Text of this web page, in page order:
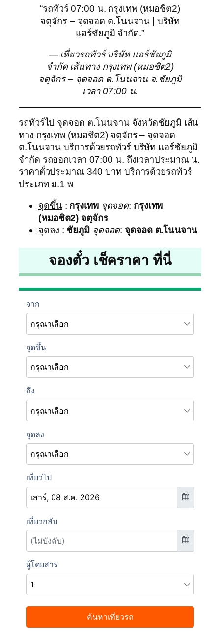
“รถทัวร์ 07:00 น. กรุงเทพ (หมอชิต2)
จตุจักร – จุดจอด ต.โนนจาน | บริษัท
แอร์ชัยภูมิ จำกัด.”
— เที่ยวรถทัวร์ บริษัท แอร์ชัยภูมิ
จำกัด เส้นทาง กรุงเทพ (หมอชิต2)
จตุจักร – จุดจอด ต.โนนจาน จ.ชัยภูมิ
เวลา 07:00 น.
รถทัวร์ไป จุดจอด ต.โนนจาน จังหวัดชัยภูมิ เส้น
ทาง กรุงเทพ (หมอชิต2) จตุจักร – จุดจอด
ต.โนนจาน บริการด้วยรถทัวร์ บริษัท แอร์ชัยภูมิ
จำกัด รถออกเวลา 07:00 น. ถึงเวลาประมาณ น.
ราคาตั๋วประมาณ 340 บาท บริการด้วยรถทัวร์
ประเภท ม.1 พ
จุดขึ้น: กรุงเทพ จุดจอด: กรุงเทพ
(หมอชิต2) จตุจักร
จุดลง : ชัยภูมิ จุดจอด: จุดจอด ต.โนนจาน
จองตั๋ว เช็คราคา ที่นี่